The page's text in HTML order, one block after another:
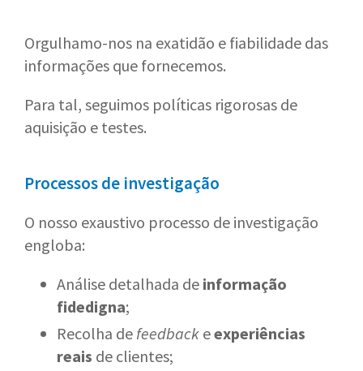
Orgulhamo-nos na exatidão e fiabilidade das
informações que fornecemos.
Para tal, seguimos políticas rigorosas de
aquisição e testes.
Processos de investigação
O nosso exaustivo processo de investigação
engloba:
Análise detalhada de informação
fidedigna;
Recolha de feedback eexperiências
reais de clientes;